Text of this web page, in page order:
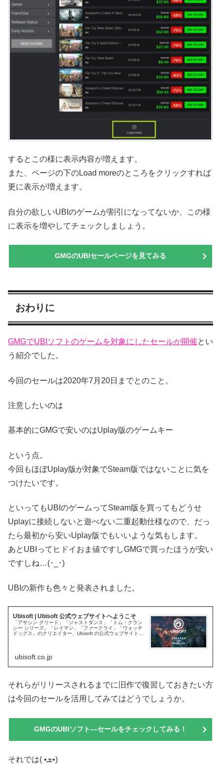
するとこの様に表示内容が増えます。
また、ページの下のLoad moreのところをクリックすれば
更に表示が増えます。
自分の欲しいUBIのゲームが割引になってないか、この様
に表示を増やしてチェックしましょう。
GMGのUBIセールページを見てみる
おわりに
GMGでUBIソフトのゲームを対象にしたセールが開催とい
う紹介でした。
今回のセールは2020年7月20日までとのこと。
注意したいのは
基本的にGMGで安いのはUplay版のゲームキー
という点。
今回もほぼUplay版が対象でSteam版ではないことに気を
つけたいです。
といってもUBIのゲームってSteam版を買ってもどうせ
Uplayに接続しないと遊べない二重起動仕様なので、だっ
たら最初から安いUplay版でもいいような気もします。
あとUBIってヒドイおま値ですしGMGで買ったほうが安い
ですしね…(･_･)
UBIの新作も色々と発表されました。
Ubisoft | Ubisoft 公式ウェブサイトへようこそ
「アサシン クリード」「ジャストダンス」「トム・クラン
シー シリーズ」「レイマン」「ファークライ」「ウォッチ
ドッグス」のクリエイター、Ubisoft の公式ウェブサイトへ
ubisoft.co.jp
それらがリリースされるまでに旧作で復習しておきたい方
は今回のセールを活用してみてはどうでしょうか。
GMGのUBIソフト―セールをチェックしてみる！
それでは( •ܫ•)